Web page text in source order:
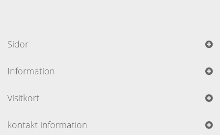
Sidor
Information
Visitkort
kontakt information